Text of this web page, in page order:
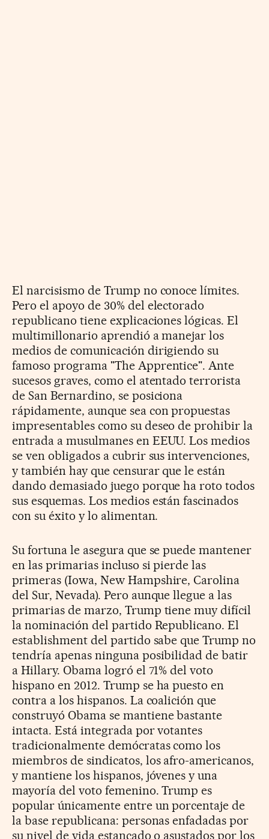
El narcisismo de Trump no conoce límites.
Pero el apoyo de 30% del electorado
republicano tiene explicaciones lógicas. El
multimillonario aprendió a manejar los
medios de comunicación dirigiendo su
famoso programa "The Apprentice". Ante
sucesos graves, como el atentado terrorista
de San Bernardino, se posiciona
rápidamente, aunque sea con propuestas
impresentables como su deseo de prohibir la
entrada a musulmanes en EEUU. Los medios
se ven obligados a cubrir sus intervenciones,
y también hay que censurar que le están
dando demasiado juego porque ha roto todos
sus esquemas. Los medios están fascinados
con su éxito y lo alimentan.
Su fortuna le asegura que se puede mantener
en las primarias incluso si pierde las
primeras (Iowa, New Hampshire, Carolina
del Sur, Nevada). Pero aunque llegue a las
primarias de marzo, Trump tiene muy difícil
la nominación del partido Republicano. El
establishment del partido sabe que Trump no
tendría apenas ninguna posibilidad de batir
a Hillary. Obama logró el 71% del voto
hispano en 2012. Trump se ha puesto en
contra a los hispanos. La coalición que
construyó Obama se mantiene bastante
intacta. Está integrada por votantes
tradicionalmente demócratas como los
miembros de sindicatos, los afro-americanos,
y mantiene los hispanos, jóvenes y una
mayoría del voto femenino. Trump es
popular únicamente entre un porcentaje de
la base republicana: personas enfadadas por
su nivel de vida estancado o asustados por los